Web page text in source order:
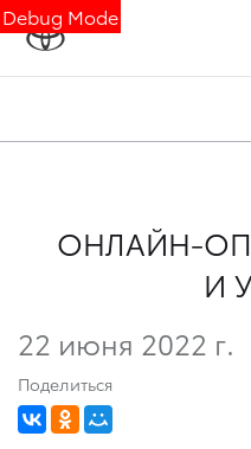
Debug Mode
ОНЛАЙН-
И
22 июня 2022 г.
Поделиться